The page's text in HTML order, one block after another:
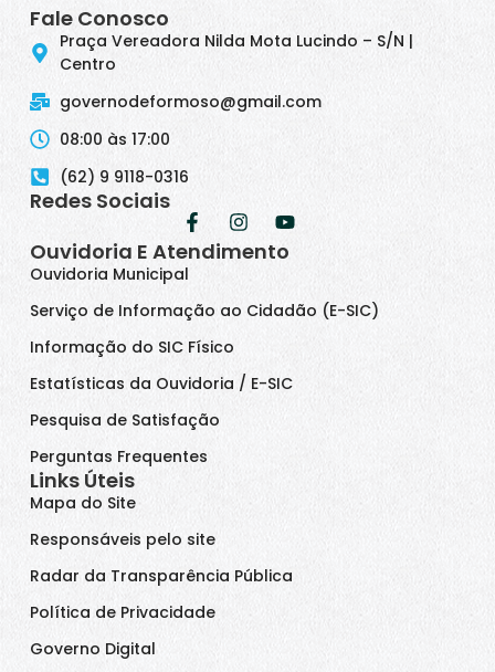
Fale Conosco
Praça Vereadora Nilda Mota Lucindo – S/N |
Centro
governodeformoso@gmail.com
08:00 às 17:00
(62) 9 9118-0316
Redes Sociais
Ouvidoria E Atendimento
Ouvidoria Municipal
Serviço de Informação ao Cidadão (E-SIC)
Informação do SIC Físico
Estatísticas da Ouvidoria / E-SIC
Pesquisa de Satisfação
Perguntas Frequentes
Links Úteis
Mapa do Site
Responsáveis pelo site
Radar da Transparência Pública
Política de Privacidade
Governo Digital